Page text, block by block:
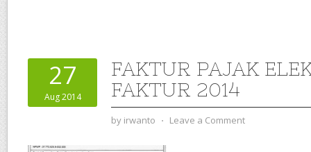
27
Aug 2014
FAKTUR PAJAK
FAKTUR 2014
by irwanto ⋅ Leave a Comment